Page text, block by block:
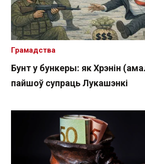
Бунт у бункеры: як Хрэнін
пайшоў супраць Лукашэнкі
Грамадства